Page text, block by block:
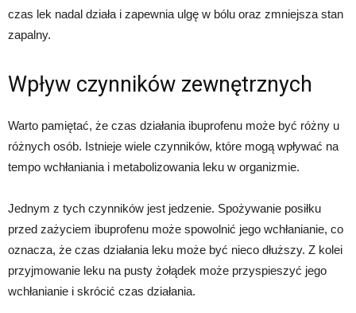
czas lek nadal działa i zapewnia ulgę w bólu oraz zmniejsza stan
zapalny.
Wpływ czynników zewnętrznych
Warto pamiętać, że czas działania ibuprofenu może być różny u
różnych osób. Istnieje wiele czynników, które mogą wpływać na
tempo wchłaniania i metabolizowania leku w organizmie.
Jednym z tych czynników jest jedzenie. Spożywanie posiłku
przed zażyciem ibuprofenu może spowolnić jego wchłanianie, co
oznacza, że czas działania leku może być nieco dłuższy. Z kolei
przyjmowanie leku na pusty żołądek może przyspieszyć jego
wchłanianie i skrócić czas działania.